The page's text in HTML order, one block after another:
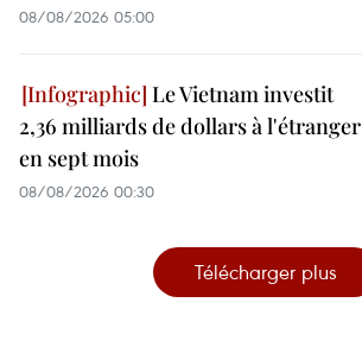
08/08/2026 05:00
Le Vietnam investit
2,36 milliards de dollars à l'étranger
en sept mois
08/08/2026 00:30
Télécharger plus